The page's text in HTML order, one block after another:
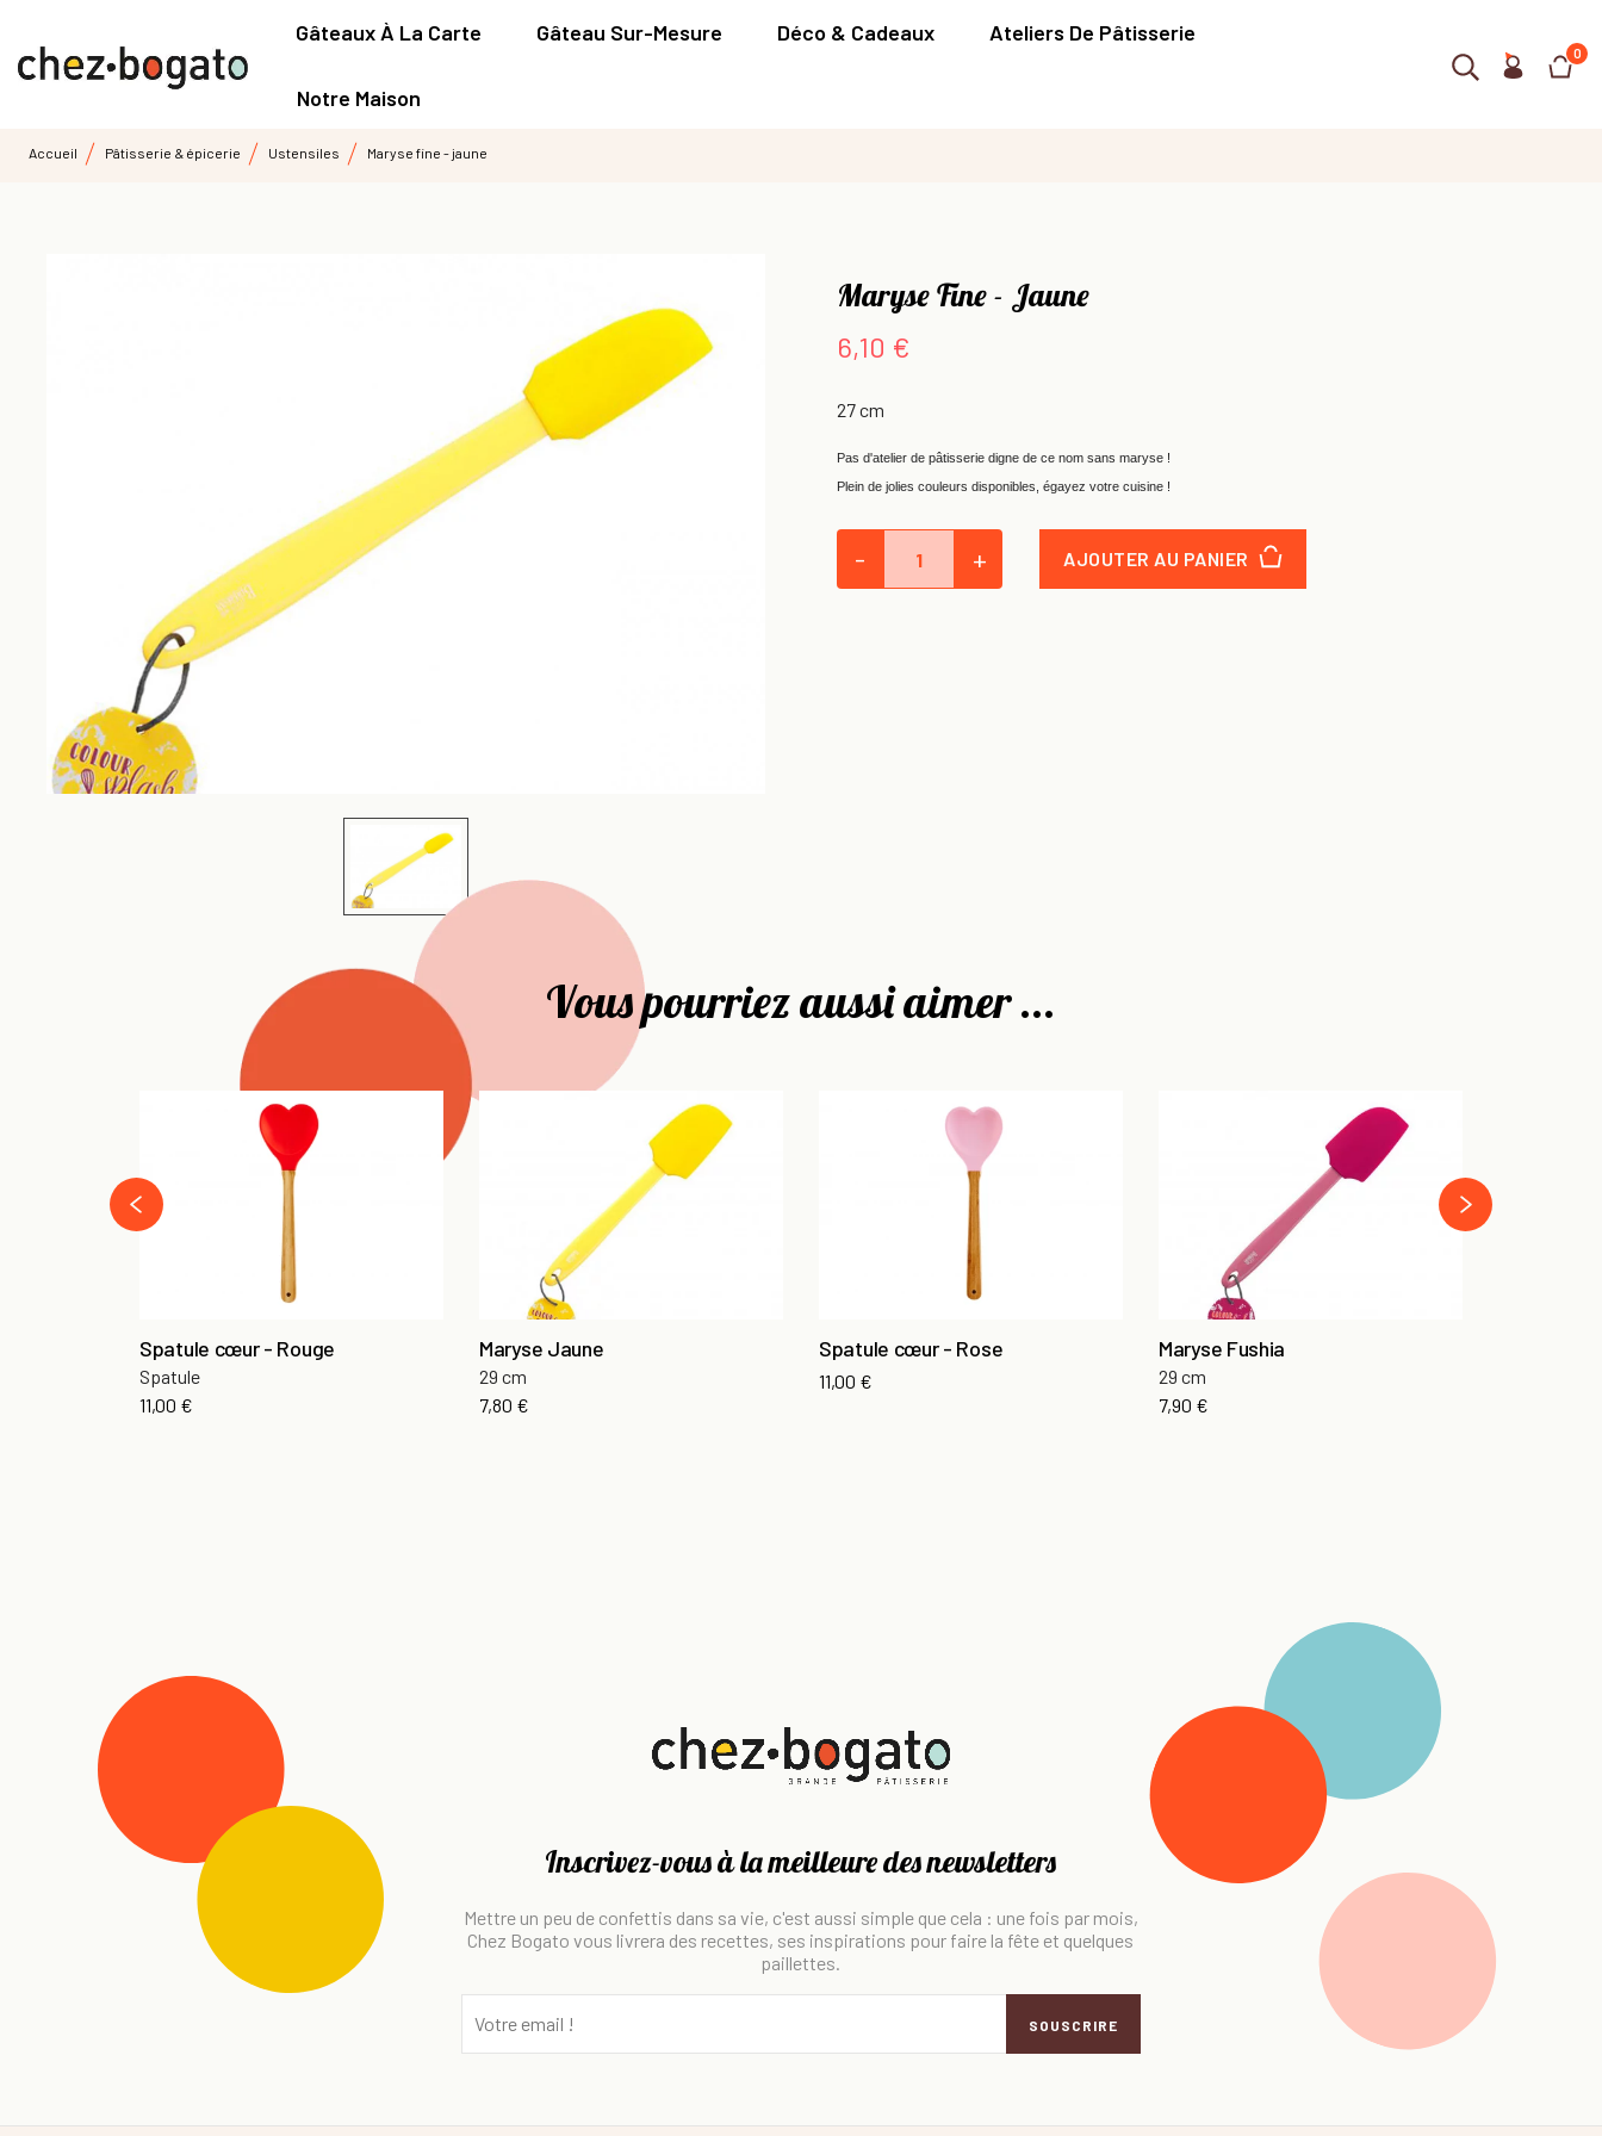
Gâteaux À La Carte Gâteau Sur-Mesure Déco & Cadeaux Ateliers De Pâtisserie
Notre Maison
0
Accueil Pâtisserie & épicerie Ustensiles Maryse fine - jaune
Maryse Fine - Jaune
6,10 €
27 cm
Pas d'atelier de pâtisserie digne de ce nom sans maryse !
Plein de jolies couleurs disponibles, égayez votre cuisine !
- + AJOUTER AU PANIER
Vous pourriez aussi aimer ...
Spatule cœur - Rouge
Spatule
11,00 €
Maryse Jaune
29 cm
7,80 €
Spatule cœur - Rose
11,00 €
Maryse Fushia
29 cm
7,90 €
‹
›
Inscrivez-vous à la meilleure des newsletters
Mettre un peu de confettis dans sa vie, c'est aussi simple que cela : une fois par mois,
Chez Bogato vous livrera des recettes, ses inspirations pour faire la fête et quelques
paillettes.
SOUSCRIRE